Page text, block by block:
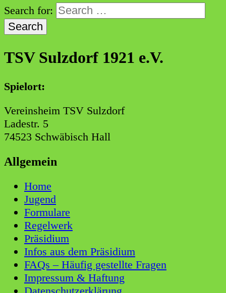
Search for:
TSV Sulzdorf 1921 e.V.
Spielort:
Vereinsheim TSV Sulzdorf
Ladestr. 5
74523 Schwäbisch Hall
Allgemein
Home
Jugend
Formulare
Regelwerk
Präsidium
Infos aus dem Präsidium
FAQs – Häufig gestellte Fragen
Impressum & Haftung